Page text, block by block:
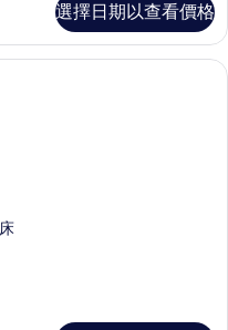
選擇日期以查看價格
敏寢具、客房內保險箱、書桌、隔